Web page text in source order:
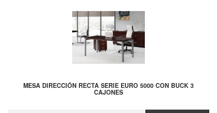
MESA DIRECCIÓN RECTA SERIE EURO 5000 CON BUCK 3
CAJONES